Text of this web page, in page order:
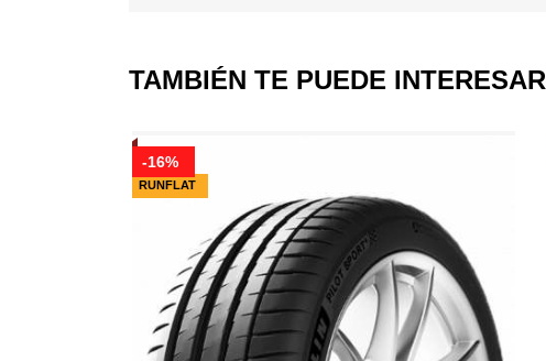
TAMBIÉN TE PUEDE INTERESAR
RUNFLAT
-16%